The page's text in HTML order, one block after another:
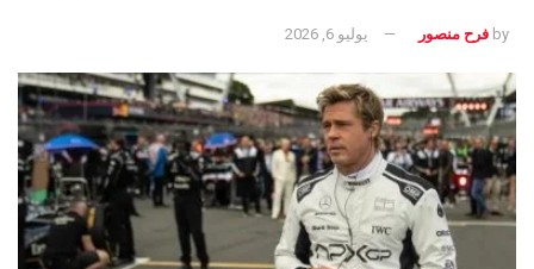
by فرح منصور يوليو 6, 2026